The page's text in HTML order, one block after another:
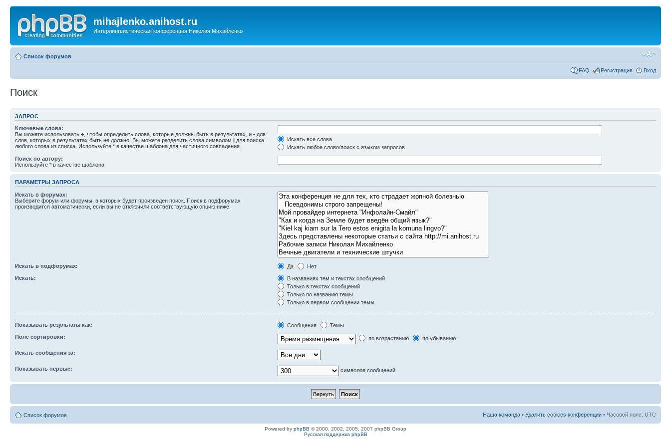
mihajlenko.anihost.ru
Интерлингвистическая конференция Николая Михайленко
Список форумов
FAQ Регистрация Вход
Поиск
ЗАПРОС
Ключевые слова:
Вы можете использовать + , чтобы определить слова, которые должны быть в результатах, и - для
слов, которых в результатах быть не должно. Вы можете разделить слова символом | для поиска
любого слова из списка. Используйте * в качестве шаблона для частичного совпадения.
Искать все слова
Искать любое слово/поиск с языком запросов
Поиск по автору:
Используйте * в качестве шаблона.
ПАРАМЕТРЫ ЗАПРОСА
Искать в форумах:
Выберите форум или форумы, в которых будет произведен поиск. Поиск в подфорумах
производится автоматически, если вы не отключили соответствующую опцию ниже.
Искать в подфорумах: Да
Нет
Искать:
В названиях тем и текстах сообщений
Только в текстах сообщений
Только по названию темы
Только в первом сообщении темы
Показывать результаты как: Сообщения
Темы
Поле сортировки:
по возрастанию по убыванию
Искать сообщения за:
Показывать первые: символов сообщений
Список форумов Наша команда • Удалить cookies конференции • Часовой пояс: UTC
Powered by phpBB © 2000, 2002, 2005, 2007 phpBB Group
Русская поддержка phpBB